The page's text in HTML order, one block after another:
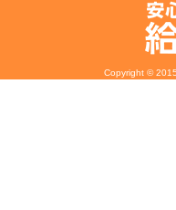
Copyright ©